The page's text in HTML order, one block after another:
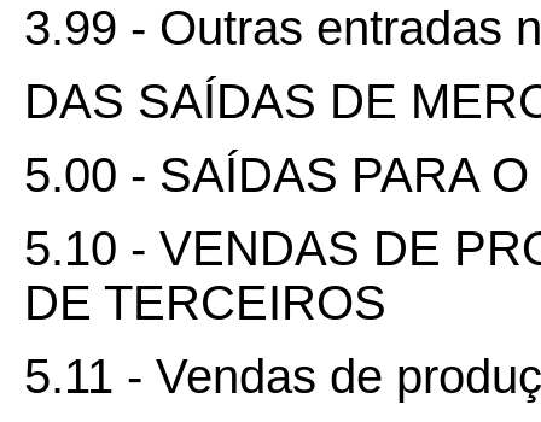
3.99 - Outras entradas
DAS SAÍDAS DE
5.00 - SAÍDAS PARA
5.10 - VENDAS DE
DE TERCEIROS
5.11 - Vendas de